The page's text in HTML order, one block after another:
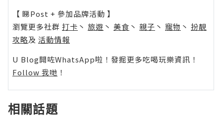
【 睇Post + 參加品牌活動 】
瀏覽更多社群 打卡 丶 旅遊 丶 美食 丶 親子 丶 寵物 丶 扮靚
攻略及 活動情報
U Blog開咗WhatsApp啦！發掘更多吃喝玩樂資訊！
Follow 我哋 ！
相關話題